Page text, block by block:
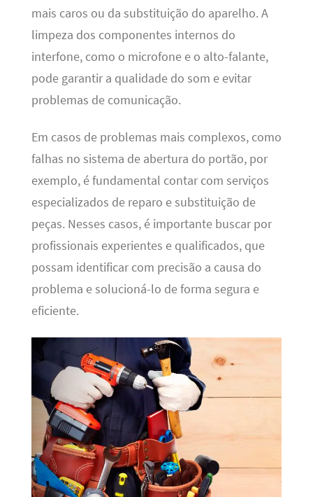
mais caros ou da substituição do aparelho. A
limpeza dos componentes internos do
interfone, como o microfone e o alto-falante,
pode garantir a qualidade do som e evitar
problemas de comunicação.
Em casos de problemas mais complexos, como
falhas no sistema de abertura do portão, por
exemplo, é fundamental contar com serviços
especializados de reparo e substituição de
peças. Nesses casos, é importante buscar por
profissionais experientes e qualificados, que
possam identificar com precisão a causa do
problema e solucioná-lo de forma segura e
eficiente.